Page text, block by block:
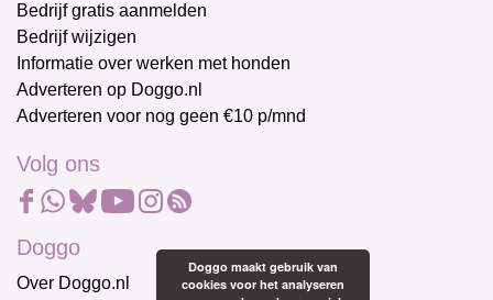
Bedrijf gratis aanmelden
Bedrijf wijzigen
Informatie over werken met honden
Adverteren op Doggo.nl
Adverteren voor nog geen €10 p/mnd
Volg ons
Doggo
Over Doggo.nl
Doggo maakt gebruik van
cookies voor het analyseren